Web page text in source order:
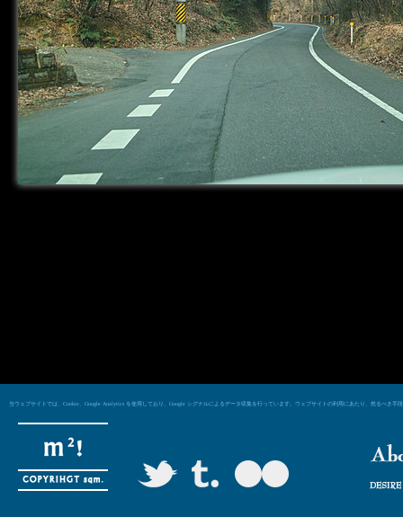
当ウェブサイトでは、Cookie、Google Analytics を使用しており、Google シグナルによるデータ収集を行っています。ウェブサイトの利用にあたり、然るべき